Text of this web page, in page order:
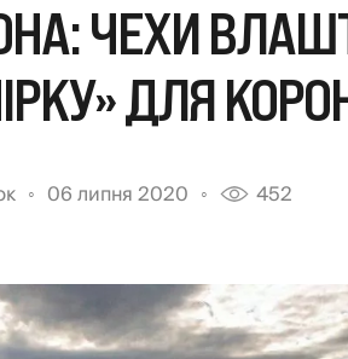
ЧЕХИ
ДЛЯ
06 липня 2020 452